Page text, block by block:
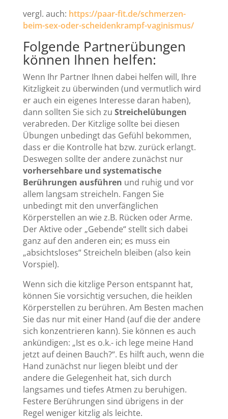
vergl. auch: https://paar-fit.de/schmerzen-
beim-sex-oder-scheidenkrampf-vaginismus/
Folgende Partnerübungen
können Ihnen helfen:
Wenn Ihr Partner Ihnen dabei helfen will, Ihre
Kitzligkeit zu überwinden (und vermutlich wird
er auch ein eigenes Interesse daran haben),
dann sollten Sie sich zu Streichelübungen
verabreden. Der Kitzlige sollte bei diesen
Übungen unbedingt das Gefühl bekommen,
dass er die Kontrolle hat bzw. zurück erlangt.
Deswegen sollte der andere zunächst nur
vorhersehbare und systematische
Berührungen ausführen und ruhig und vor
allem langsam streicheln. Fangen Sie
unbedingt mit den unverfänglichen
Körperstellen an wie z.B. Rücken oder Arme.
Der Aktive oder „Gebende“ stellt sich dabei
ganz auf den anderen ein; es muss ein
„absichtsloses“ Streicheln bleiben (also kein
Vorspiel).
Wenn sich die kitzlige Person entspannt hat,
können Sie vorsichtig versuchen, die heiklen
Körperstellen zu berühren. Am Besten machen
Sie das nur mit einer Hand (auf die der andere
sich konzentrieren kann). Sie können es auch
ankündigen: „Ist es o.k.- ich lege meine Hand
jetzt auf deinen Bauch?“. Es hilft auch, wenn die
Hand zunächst nur liegen bleibt und der
andere die Gelegenheit hat, sich durch
langsames und tiefes Atmen zu beruhigen.
Festere Berührungen sind übrigens in der
Regel weniger kitzlig als leichte.